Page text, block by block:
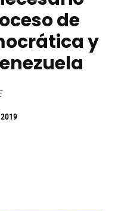
de
y